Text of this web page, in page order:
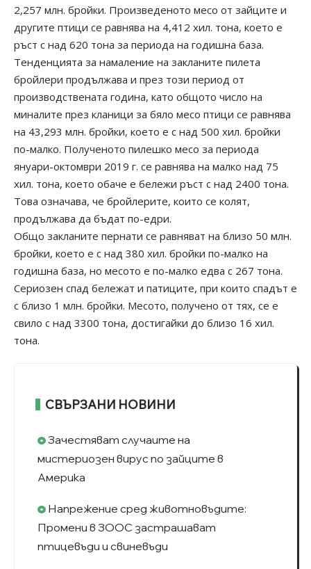
2,257 млн. бройки. Произведеното месо от зайците и
другите птици се равнява на 4,412 хил. тона, което е
ръст с над 620 тона за периода на годишна база.
Тенденцията за намаление на закланите пилета
бройлери продължава и през този период от
производствената година, като общото число на
миналите през кланици за бяло месо птици се равнява
на 43,293 млн. бройки, което е с над 500 хил. бройки
по-малко. Полученото пилешко месо за периода
януари-октомври 2019 г. се равнява на малко над 75
хил. тона, което обаче е бележи ръст с над 2400 тона.
Това означава, че бройлерите, които се колят,
продължава да бъдат по-едри.
Общо закланите пернати се равняват на близо 50 млн.
бройки, което е с над 380 хил. бройки по-малко на
годишна база, но месото е по-малко едва с 267 тона.
Сериозен спад бележат и патиците, при които спадът е
с близо 1 млн. бройки. Месото, получено от тях, се е
свило с над 3300 тона, достигайки до близо 16 хил.
тона.
СВЪРЗАНИ НОВИНИ
Зачестяват случаите на
мистериозен вирус по зайците в
Америка
Напрежение сред животновъдите:
Промени в ЗООС застрашават
птицевъди и свиневъди